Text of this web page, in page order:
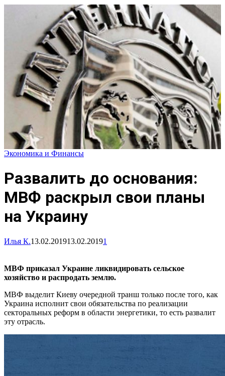
Экономика и Финансы
Развалить до основания:
МВФ раскрыл свои планы
на Украину
Илья К.13.02.201913.02.20191
МВФ приказал Украине ликвидировать сельское
хозяйство и распродать землю.
МВФ выделит Киеву очередной транш только после того, как
Украина исполнит свои обязательства по реализации
секторальных реформ в области энергетики, то есть развалит
эту отрасль.